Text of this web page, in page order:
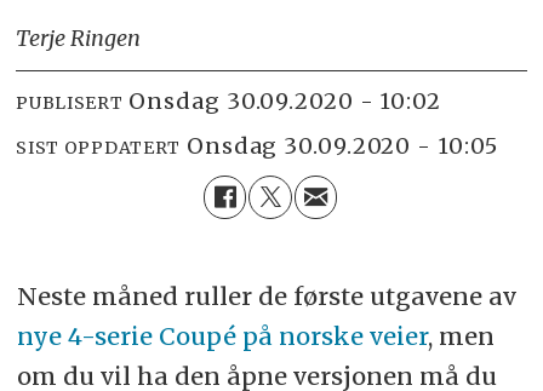
Terje Ringen
PUBLISERT onsdag 30.09.2020 - 10:02
SIST OPPDATERT onsdag 30.09.2020 - 10:05
Neste måned ruller de første utgavene av
nye 4-serie Coupé på norske veier, men
om du vil ha den åpne versjonen må du